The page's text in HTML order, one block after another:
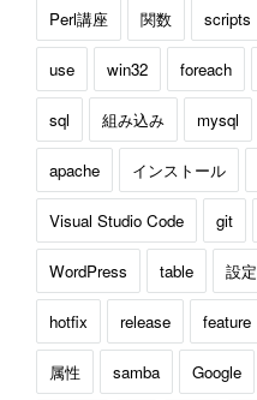
Perl講座 関数 scripts
use win32 foreach
sql 組み込み mysql
apache インストール
Visual Studio Code git
WordPress table 設定
hotfix release feature
属性 samba Google